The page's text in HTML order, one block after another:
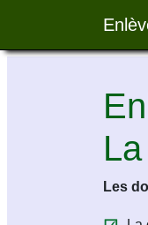
Les